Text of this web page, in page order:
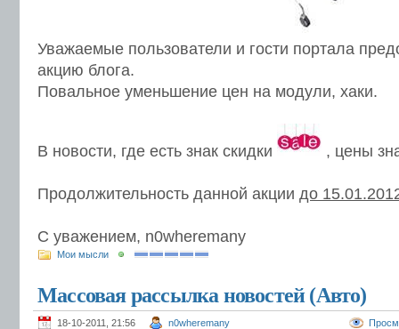
Уважаемые пользователи и гости портала
акцию блога.
Повальное уменьшение цен на модули, хаки.
В новости, где есть знак скидки , цены
Продолжительность данной акции до
С уважением, n0wheremany
Мои мысли
Массовая рассылка новостей (Авто)
18-10-2011, 21:56 n0wheremany